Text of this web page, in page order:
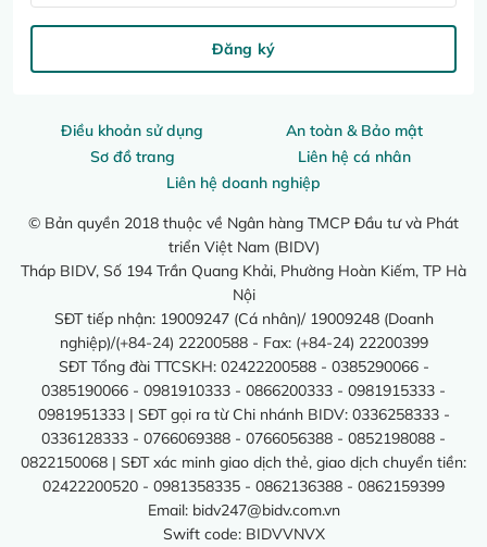
Điều khoản sử dụng
An toàn & Bảo mật
Sơ đồ trang
Liên hệ cá nhân
Liên hệ doanh nghiệp
© Bản quyền 2018 thuộc về Ngân hàng TMCP Đầu tư và Phát
triển Việt Nam (BIDV)
Tháp BIDV, Số 194 Trần Quang Khải, Phường Hoàn Kiếm, TP Hà
Nội
SĐT tiếp nhận: 19009247 (Cá nhân)/ 19009248 (Doanh
nghiệp)/(+84-24) 22200588 - Fax: (+84-24) 22200399
SĐT Tổng đài TTCSKH: 02422200588 - 0385290066 -
0385190066 - 0981910333 - 0866200333 - 0981915333 -
0981951333 | SĐT gọi ra từ Chi nhánh BIDV: 0336258333 -
0336128333 - 0766069388 - 0766056388 - 0852198088 -
0822150068 | SĐT xác minh giao dịch thẻ, giao dịch chuyển tiền:
02422200520 - 0981358335 - 0862136388 - 0862159399
Email: bidv247@bidv.com.vn
Swift code: BIDVVNVX
Đăng ký